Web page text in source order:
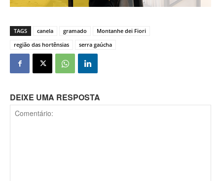
TAGS canela gramado
Montanhe dei Fiori
região das hortênsias
serra gaúcha
DEIXE UMA RESPOSTA